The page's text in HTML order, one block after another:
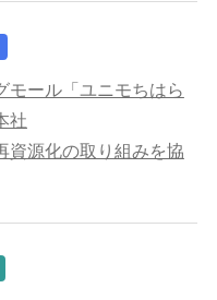
モール「ユニモちはら
社
資源化の取り組みを協